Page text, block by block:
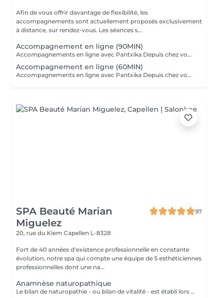
Afin de vous offrir davantage de flexibilité, les
accompagnements sont actuellement proposés exclusivement
à distance, sur rendez-vous. Les séances s...
Accompagnement en ligne (90MIN)
Accompagnements en ligne avec Pantxika Depuis chez vous, bénéficiez d'un accompagnement sur-mesure pour retrouver équilibre et sérénité. Chaque séance commence par une anamnèse pour comprendre votre parcours, vos besoins et vos attentes. Parce que chaque personne est unique, l'accompagnement est entièrement personnalisé. EFT (Emotional Freedom Techniques) : Libérez-vous des blocages émotionnels, du stress et des croyances limitantes grâce à cette technique de libération des émotions. IEP (Intention-Based Energy Process - Steve Wells) : Une approche puissante pour travailler sur vos résistances inconscientes et renforcer votre résilience. Reiki : Recevez une harmonisation énergétique à distance pour apaiser le corps et l'esprit. Réflexologie palmaire : Stimulez les points réflexes des mains pour favoriser le bien-être général. Comment ça marche ? Prenez rendez-vous en ligne. Recevez un lien Zoom après votre réservation. Connectez-vous à l'heure convenue pour votre séance. Où que vous soyez, je vous accompagne avec bienveillance et efficacité. Réservez votre séance dès maintenant Pantxika
Accompagnement en ligne (60MIN)
Accompagnements en ligne avec Pantxika Depuis chez vous, bénéficiez d'un accompagnement sur-mesure pour retrouver équilibre et sérénité. Chaque séance commence par une anamnèse pour comprendre votre parcours, vos besoins et vos attentes. Parce que chaque personne est unique, l'accompagnement est entièrement personnalisé. EFT (Emotional Freedom Techniques) : Libérez-vous des blocages émotionnels, du stress et des croyances limitantes grâce à cette technique de libération des émotions. IEP (Intention-Based Energy Process - Steve Wells) : Une approche puissante pour travailler sur vos résistances inconscientes et renforcer votre résilience. Reiki : Recevez une harmonisation énergétique à distance pour apaiser le corps et l'esprit. Réflexologie palmaire : Stimulez les points réflexes des mains pour favoriser le bien-être général. Comment ça marche ? Prenez rendez-vous en ligne. Recevez un lien Zoom après votre réservation. Connectez-vous à l'heure convenue pour votre séance. Où que vous soyez, je vous accompagne avec bienveillance et efficacité. Réservez votre séance dès maintenant Pantxika
SPA Beauté Marian
Miguelez
97
20, rue du Kiem Capellen L-8328
Fort de 40 années d'existence professionnelle en constante
évolution, notre spa qui compte une équipe de 5 esthéticiennes
professionnelles dont une na...
Anamnèse naturopathique
Le bilan de naturopathie - ou bilan de vitalité - est établi lors de la première rencontre avec Esmeralda, naturopathe diplômée, qui sera en mesure de vous conseiller en: La Bromatologie : rééducation alimentaire Kinésiologie: (exercice physique) être bien dans son corps (diplômée en yoga kundalini et acharya yoga en cours) Psychologie être bien avec soi et les autres (relaxation, gestion du stress..)(redirection vers les praticiens compétents) Hydrologie : utilisation de l'eau froide ou chaude ou en alternance, douche, bain, hamman, sauna, enveloppements(ici à l'institut) Chirologie : les techniques manuelles (massage)(ici à l'institut) La Réflexologie : les techniques reflexes (ciblées sur le pied, oreille, nez et dos (ici, à l'institut) Pneumologie : les techniques respiratoires (inspirées du yoga, pranayama)(ici à l'institut) Phytologie : l'utilisation des plantes (ici à l'institut)